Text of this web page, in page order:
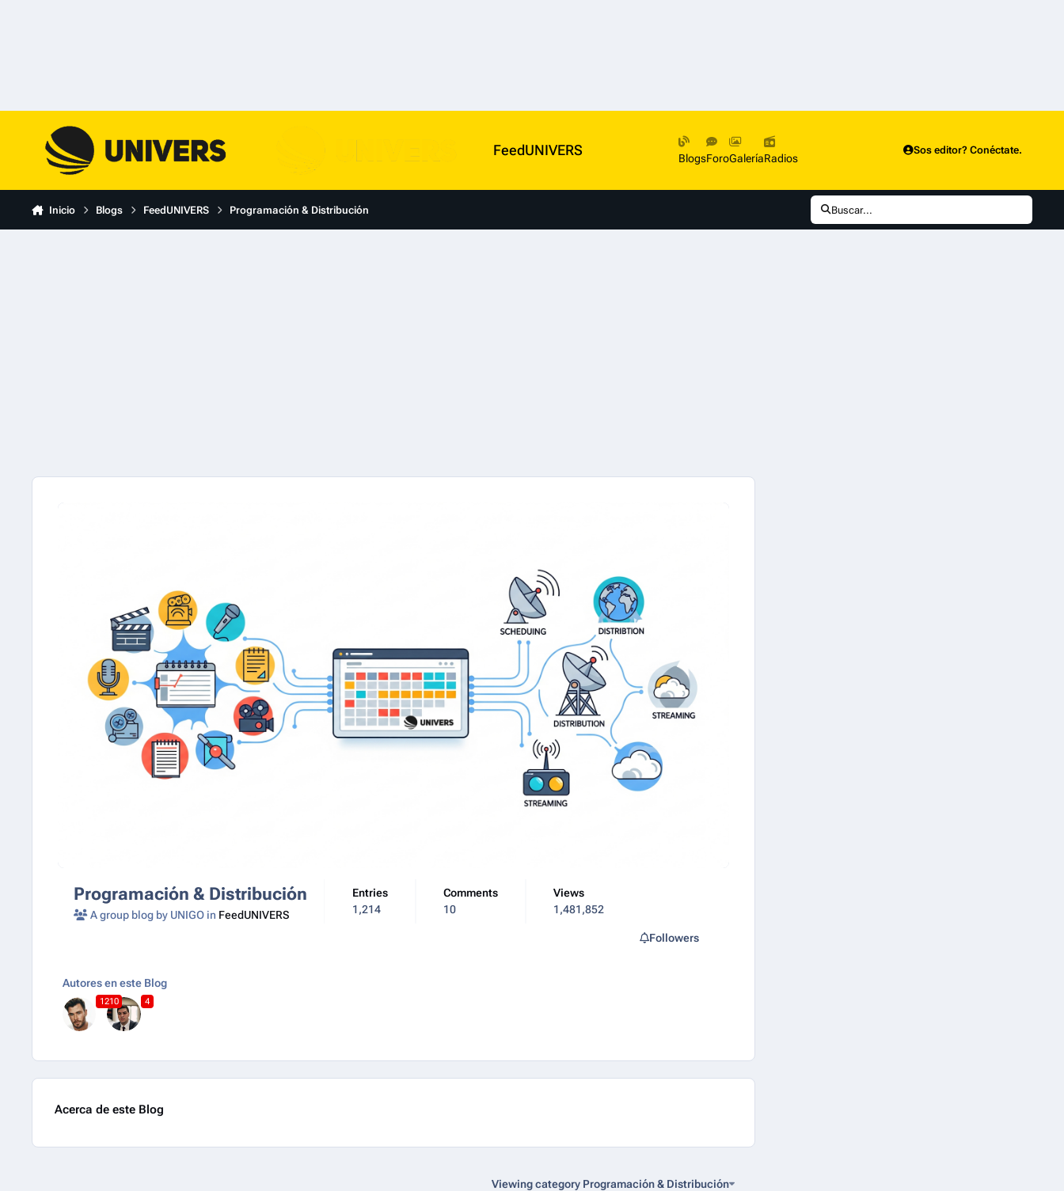
FeedUNIVERS BlogsForoGaleríaRadios
Sos editor? Conéctate.
Inicio Blogs FeedUNIVERS Programación & Distribución Buscar...
Programación & Distribución
A group blog by UNIGO in FeedUNIVERS
Entries
1,214
Comments
10
Views
1,481,852
Followers
Autores en este Blog
1210 4
Acerca de este Blog
Viewing category Programación & Distribución